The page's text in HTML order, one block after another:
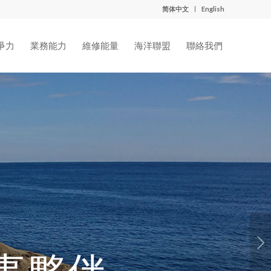
简体中文 English
力 業務能力 維修能量 海洋聯盟 聯絡我們
下一頁